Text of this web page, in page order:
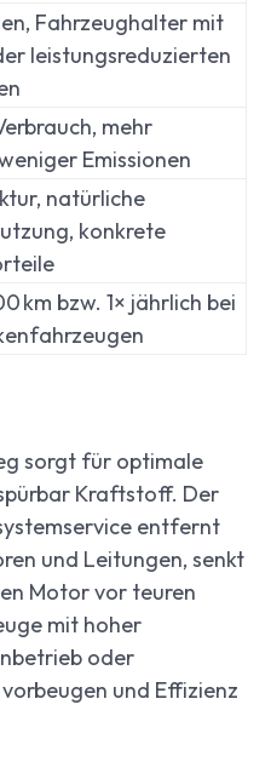
Fahrzeughalter mit
leistungsreduzierten
mehr
Emissionen
natürliche
konkrete
km bzw. 1× jährlich bei
sorgt für optimale
Kraftstoff. Der
entfernt
und Leitungen, senkt
Motor vor teuren
mit hoher
oder
und Effizienz